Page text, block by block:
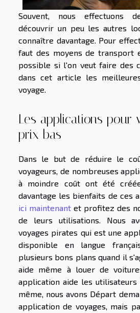
Souvent, nous effectuons
découvrir un peu les autres
connaître davantage. Pour
faut des moyens de transport
possible si l'on veut faire des
dans cet article les
voyage.
Les applications pour
prix bas
Dans le but de réduire le
voyageurs, de nombreuses
à moindre coût ont été
davantage les bienfaits de ces
ici maintenant et profitez des
de leurs utilisations. Nous
voyages pirates qui est une
disponible en langue
plusieurs bons plans quand il
aide même à louer de
application aide les
même, nous avons Départ
application de voyages, mais